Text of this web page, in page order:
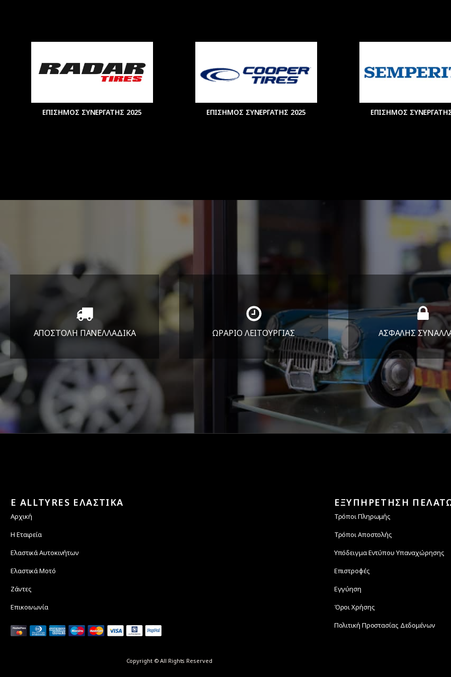
ΕΠΙΣΗΜΟΣ ΣΥΝΕΡΓΑΤΗΣ 2025 ΕΠΙΣΗΜΟΣ ΣΥΝΕΡΓΑΤΗΣ 2025 ΕΠΙΣΗΜΟΣ
ΑΠΟΣΤΟΛΗ ΠΑΝΕΛΛΑΔΙΚA
Όπου και αν είστε θα σας
στείλουμε τα ελαστικά σας
ΩΡΑΡΙΟ ΛΕΙΤΟΥΡΓΙΑΣ
ΔΕΥ-ΠΑΡ 8:30-17:30
ΑΣΦΑΛΗΣ
Εγγυόμαστε την
των συναλλαγών
E ALLTYRES ΕΛΑΣΤΙΚΑ
Αρχική
Η Εταιρεία
Ελαστικά Αυτοκινήτων
Ελαστικά Μοτό
Ζάντες
Επικοινωνία
ΕΞΥΠΗΡΕΤΗΣΗ
Τρόποι Πληρωμής
Τρόποι Αποστολής
Υπόδειγμα Εντύπου Υπαναχώρησης
Επιστροφές
Εγγύηση
Όροι Χρήσης
Πολιτική Προστασίας Δεδομένων
Copyright © All Rights Reserved